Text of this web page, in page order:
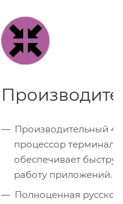
Производительный
процессор терминала
обеспечивает
работу приложений.
Полноценная